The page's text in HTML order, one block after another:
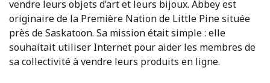
vendre leurs objets d’art et leurs bijoux. Abbey est
originaire de la Première Nation de Little Pine située
près de Saskatoon. Sa mission était simple : elle
souhaitait utiliser Internet pour aider les membres de
sa collectivité à vendre leurs produits en ligne.